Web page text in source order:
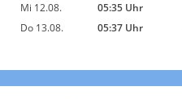
Mi 12.08.
05:35 Uhr
Do 13.08.
05:37 Uhr